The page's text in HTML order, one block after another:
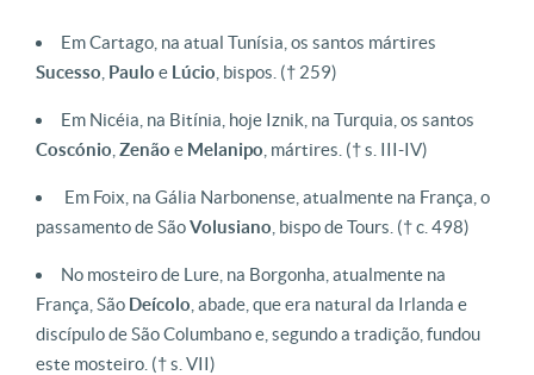
Em Cartago, na atual Tunísia, os santos mártires
Sucesso Paulo e Lúcio , bispos. († 259)
Em Nicéia, na Bitínia, hoje Iznik, na Turquia, os santos
Coscónio Zenão e Melanipo , mártires. († s. III-IV)
Em Foix, na Gália Narbonense, atualmente na França, o
passamento de SãoVolusiano , bispo de Tours. († c. 498)
No mosteiro de Lure, na Borgonha, atualmente na
França, São Deícolo , abade, que era natural da Irlanda e
discípulo de São Columbano e, segundo a tradição, fundou
este mosteiro. († s. VII)